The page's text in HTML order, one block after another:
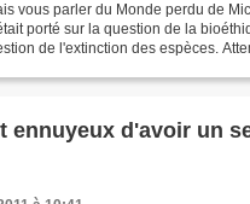
vous parler du Monde perdu de
porté sur la question de la
de l'extinction des espèces.
ennuyeux d'avoir un